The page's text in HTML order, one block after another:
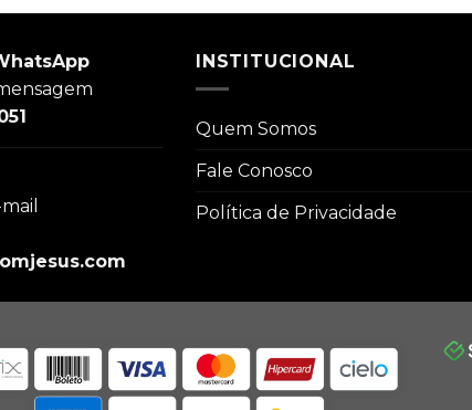
INSTITUCIONAL
Quem Somos
Fale Conosco
Política de Privacidade